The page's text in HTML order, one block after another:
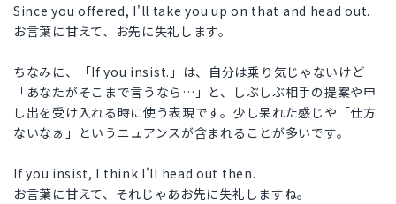
Since you offered, I'll take you up on that and head out.
お言葉に甘えて、お先に失礼します。
ちなみに、「If you insist.」は、自分は乗り気じゃないけど
「あなたがそこまで言うなら…」と、しぶしぶ相手の提案や申
し出を受け入れる時に使う表現です。少し呆れた感じや「仕方
ないなぁ」というニュアンスが含まれることが多いです。
If you insist, I think I'll head out then.
お言葉に甘えて、それじゃあお先に失礼しますね。